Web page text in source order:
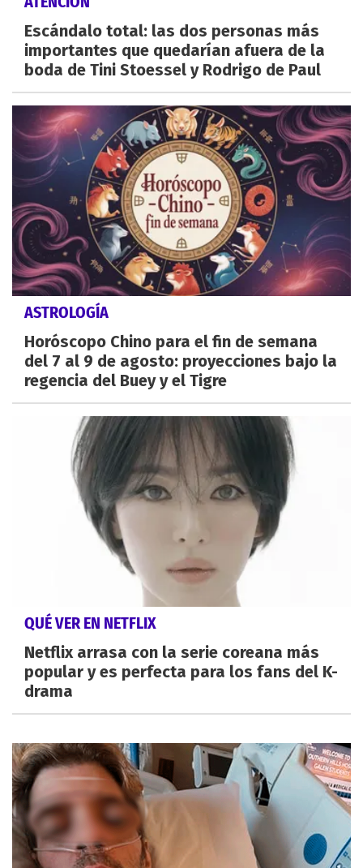
Escándalo total: las dos personas más
importantes que quedarían afuera de la
boda de Tini Stoessel y Rodrigo de Paul
ASTROLOGÍA
Horóscopo Chino para el fin de semana
del 7 al 9 de agosto: proyecciones bajo la
regencia del Buey y el Tigre
QUÉ VER EN NETFLIX
Netflix arrasa con la serie coreana más
popular y es perfecta para los fans del K-
drama